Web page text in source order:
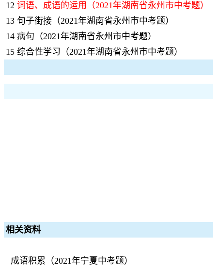
12 词语、成语的运用（2021年湖南省永州市中考题）
13 句子街接（2021年湖南省永州市中考题）
14 病句（2021年湖南省永州市中考题）
15 综合性学习（2021年湖南省永州市中考题）
相关资料
成语积累（2021年宁夏中考题）